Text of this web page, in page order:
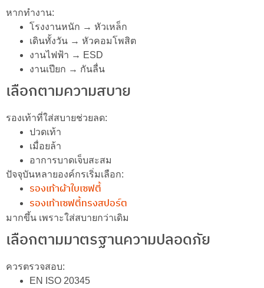
หากทำงาน:
โรงงานหนัก → หัวเหล็ก
เดินทั้งวัน → หัวคอมโพสิต
งานไฟฟ้า → ESD
งานเปียก → กันลื่น
เลือกตามความสบาย
รองเท้าที่ใส่สบายช่วยลด:
ปวดเท้า
เมื่อยล้า
อาการบาดเจ็บสะสม
ปัจจุบันหลายองค์กรเริ่มเลือก:
รองเท้าผ้าใบเซฟตี้
รองเท้าเซฟตี้ทรงสปอร์ต
มากขึ้น เพราะใส่สบายกว่าเดิม
เลือกตามมาตรฐานความปลอดภัย
ควรตรวจสอบ:
EN ISO 20345